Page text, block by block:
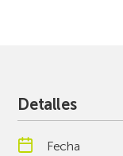
Detalles
Fecha